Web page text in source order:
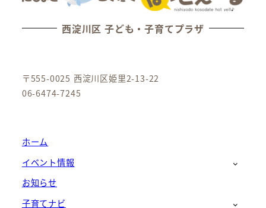
西淀川区 子ども・子育てプラザ
〒555-0025 西淀川区姫里2-13-22
06-6474-7245
ホーム
イベント情報
お知らせ
子育てナビ